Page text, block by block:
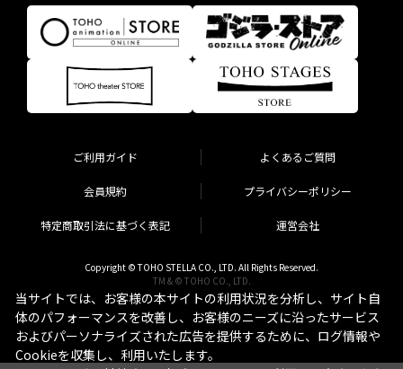
ご利用ガイド よくあるご質問
会員規約 プライバシーポリシー
特定商取引法に基づく表記 運営会社
Copyright © TOHO STELLA CO., LTD. All Rights Reserved.
TM & © TOHO CO., LTD.
当サイトでは、お客様の本サイトの利用状況を分析し、サイト自
体のパフォーマンスを改善し、お客様のニーズに沿ったサービス
およびパーソナライズされた広告を提供するために、ログ情報や
Cookieを収集し、利用いたします。